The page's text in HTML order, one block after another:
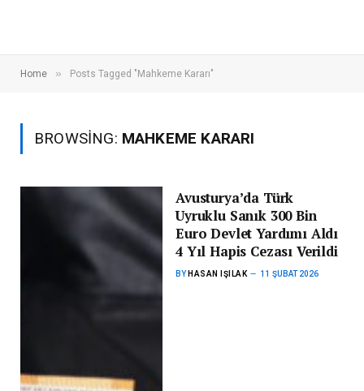
Home » Posts Tagged "Mahkeme Kararı"
BROWSING: MAHKEME KARARI
Avusturya’da Türk
Uyruklu Sanık 300 Bin
Euro Devlet Yardımı Aldı
4 Yıl Hapis Cezası Verildi
BY HASAN IŞILAK 11 ŞUBAT 2026